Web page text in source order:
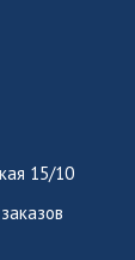
15/10